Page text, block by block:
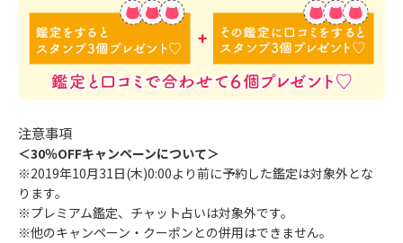
注意事項
＜30％OFFキャンペーンについて＞
※2019年10月31日(木)0:00より前に予約した鑑定は対象外とな
ります。
※プレミアム鑑定、チャット占いは対象外です。
※他のキャンペーン・クーポンとの併用はできません。